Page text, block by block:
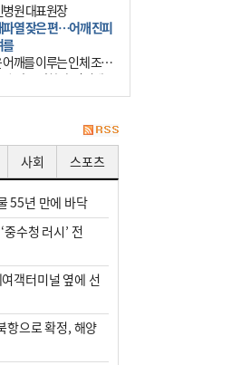
원 대표원장
열 잦은 편…어깨 진피
깨를 이루는 인체 조직
손상을 말한다. 여기에
회전근개 증후군, 어깨
사회 스포츠
55년 만에 바닥
수청 러시’ 전
객터미널 옆에 선
항으로 확정, 해양